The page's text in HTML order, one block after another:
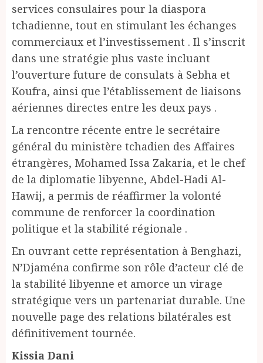
services consulaires pour la diaspora
tchadienne, tout en stimulant les échanges
commerciaux et l’investissement . Il s’inscrit
dans une stratégie plus vaste incluant
l’ouverture future de consulats à Sebha et
Koufra, ainsi que l’établissement de liaisons
aériennes directes entre les deux pays .
La rencontre récente entre le secrétaire
général du ministère tchadien des Affaires
étrangères, Mohamed Issa Zakaria, et le chef
de la diplomatie libyenne, Abdel-Hadi Al-
Hawij, a permis de réaffirmer la volonté
commune de renforcer la coordination
politique et la stabilité régionale .
En ouvrant cette représentation à Benghazi,
N’Djaména confirme son rôle d’acteur clé de
la stabilité libyenne et amorce un virage
stratégique vers un partenariat durable. Une
nouvelle page des relations bilatérales est
définitivement tournée.
Kissia Dani